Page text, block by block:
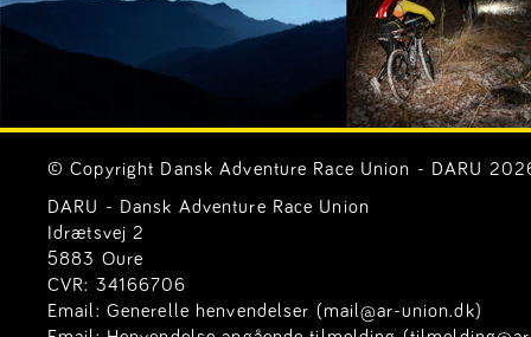
© Copyright Dansk Adventure Race Union - DARU
DARU - Dansk Adventure Race Union
Idrætsvej 2
5883 Oure
CVR: 34166706
Email: Generelle henvendelser (mail@ar-union.dk)